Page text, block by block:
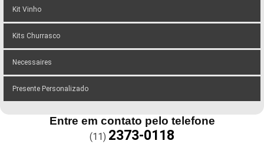
Kit Vinho
Kits Churrasco
Necessaires
Presente Personalizado
Entre em contato pelo telefone
(11) 2373-0118